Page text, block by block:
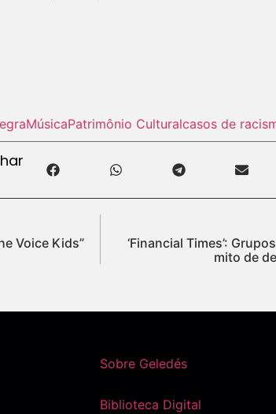
MúsicaPatrimônio Culturalcasos de
Voice Kids”
‘Financial Times’:
mito de
Sobre Geledés
Biblioteca Digital